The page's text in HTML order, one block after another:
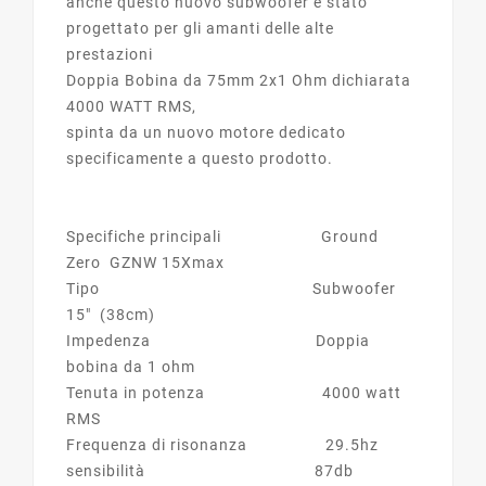
progettato per gli amanti delle alte
prestazioni
Doppia Bobina da 75mm 2x1 Ohm dichiarata
4000 WATT RMS,
spinta da un nuovo motore dedicato
specificamente a questo prodotto.
Specifiche principali Ground
Zero GZNW 15Xmax
Tipo Subwoofer
15" (38cm)
Impedenza Doppia
bobina da 1 ohm
Tenuta in potenza 4000 watt
RMS
Frequenza di risonanza 29.5hz
sensibilità 87db